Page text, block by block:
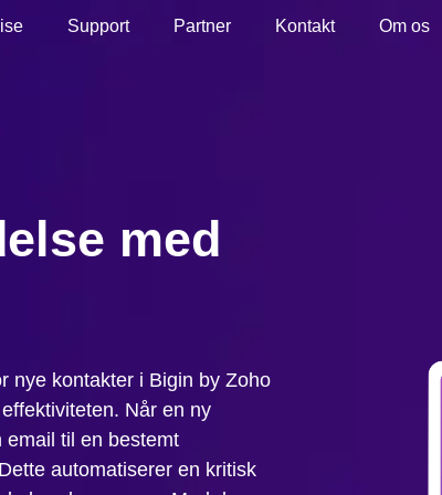
Support Partner Kontakt Om os
med
nye kontakter i Bigin by Zoho
Når en ny
email til en bestemt
automatiserer en kritisk